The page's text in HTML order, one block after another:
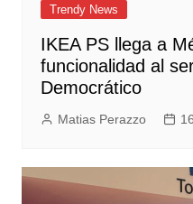
Trendy News
IKEA PS llega a
funcionalidad al
Democrático
Matias Perazzo